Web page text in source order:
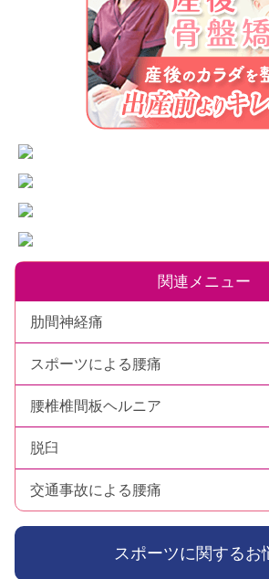
関連メニュー
肋間神経痛
スポーツによる腰痛
腰椎椎間板ヘルニア
脱臼
交通事故による腰痛
スポーツに関するお